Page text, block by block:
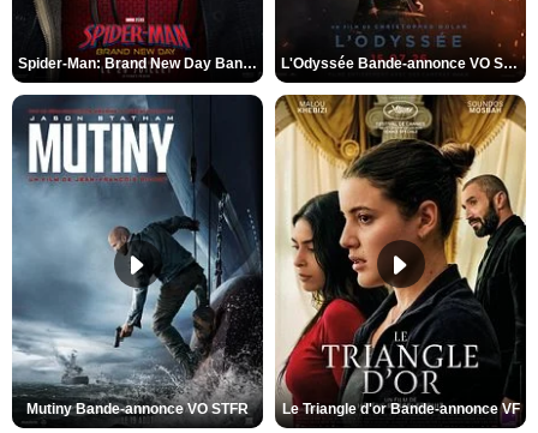
Spider-Man: Brand New Day Bande-annonce VO STFR L'Odyssée Bande-annonce VO STFR
Mutiny Bande-annonce VO STFR Le Triangle d'or Bande-annonce VF